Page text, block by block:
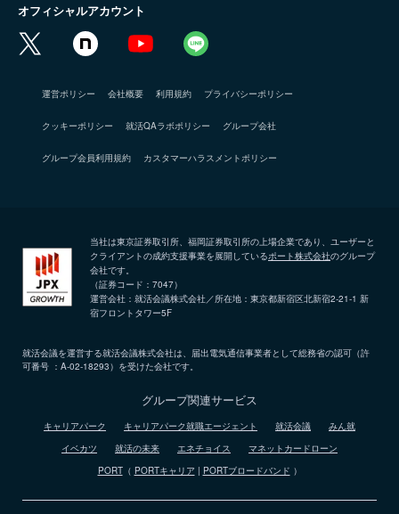
オフィシャルアカウント
運営ポリシー 会社概要 利用規約 プライバシーポリシー
クッキーポリシー 就活QAラボポリシー グループ会社
グループ会員利用規約 カスタマーハラスメントポリシー
当社は東京証券取引所、福岡証券取引所の上場企業であり、ユーザーと
クライアントの成約支援事業を展開しているポート株式会社のグループ
会社です。
（証券コード：7047）
運営会社：就活会議株式会社／所在地：東京都新宿区北新宿2-21-1 新
宿フロントタワー5F
就活会議を運営する就活会議株式会社は、届出電気通信事業者として総務省の認可（許
可番号 ：A-02-18293）を受けた会社です。